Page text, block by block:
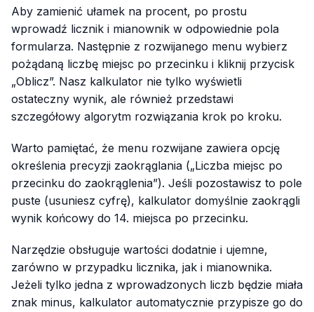
Aby zamienić ułamek na procent, po prostu
wprowadź licznik i mianownik w odpowiednie pola
formularza. Następnie z rozwijanego menu wybierz
pożądaną liczbę miejsc po przecinku i kliknij przycisk
„Oblicz”. Nasz kalkulator nie tylko wyświetli
ostateczny wynik, ale również przedstawi
szczegółowy algorytm rozwiązania krok po kroku.
Warto pamiętać, że menu rozwijane zawiera opcję
określenia precyzji zaokrąglania („Liczba miejsc po
przecinku do zaokrąglenia”). Jeśli pozostawisz to pole
puste (usuniesz cyfrę), kalkulator domyślnie zaokrągli
wynik końcowy do 14. miejsca po przecinku.
Narzędzie obsługuje wartości dodatnie i ujemne,
zarówno w przypadku licznika, jak i mianownika.
Jeżeli tylko jedna z wprowadzonych liczb będzie miała
znak minus, kalkulator automatycznie przypisze go do